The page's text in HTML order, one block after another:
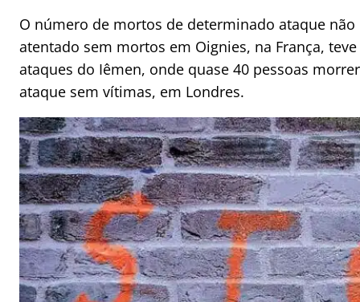
O número de mortos de determinado ataque
atentado sem mortos em Oignies, na França,
ataques do Iêmen, onde quase 40 pessoas
ataque sem vítimas, em Londres.